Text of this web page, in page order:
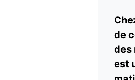
de
des
est